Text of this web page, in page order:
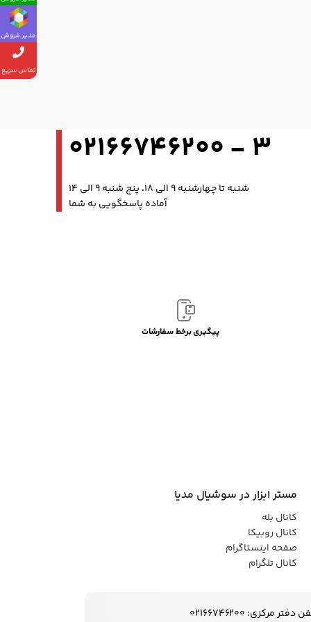
3 - 02166746200
شنبه تا چهارشنبه 9 الی 18، پنج شنبه 9 الی 14
آماده پاسخگویی به شما
پیگیری برخط سفارشات
مستر ابزار در سوشیال مدیا
کانال بله
کانال روبیکا
صفحه اینستاگرام
کانال تلگرام
دفتر مرکزی: 02166746200
مدیر فروش
تماس سریع